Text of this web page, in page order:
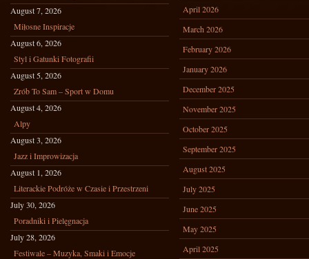
August 7, 2026
Miłosne Inspiracje
August 6, 2026
Styl i Gatunki Fotografii
August 5, 2026
Zrób To Sam – Sport w Domu
August 4, 2026
Alpy
August 3, 2026
Jazz i Improwizacja
August 1, 2026
Literackie Podróże w Czasie i Przestrzeni
July 30, 2026
Poradniki i Pielęgnacja
July 28, 2026
Festiwale – Muzyka, Smaki i Emocje
April 2026
March 2026
February 2026
January 2026
December 2025
November 2025
October 2025
September 2025
August 2025
July 2025
June 2025
May 2025
April 2025